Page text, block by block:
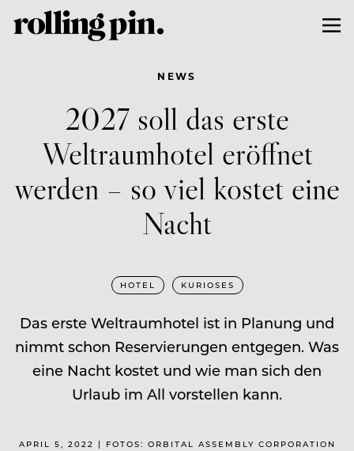
NEWS
2027 soll das erste
Weltraumhotel eröffnet
werden – so viel kostet eine
Nacht
HOTEL KURIOSES
Das erste Weltraumhotel ist in Planung und
nimmt schon Reservierungen entgegen. Was
eine Nacht kostet und wie man sich den
Urlaub im All vorstellen kann.
APRIL 5, 2022 | FOTOS: ORBITAL ASSEMBLY CORPORATION